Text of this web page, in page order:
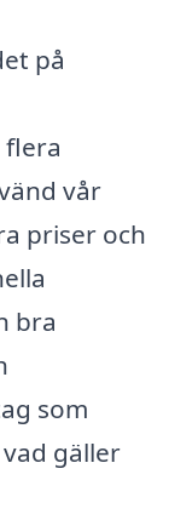
på
vår
priser och
bra
som
gäller